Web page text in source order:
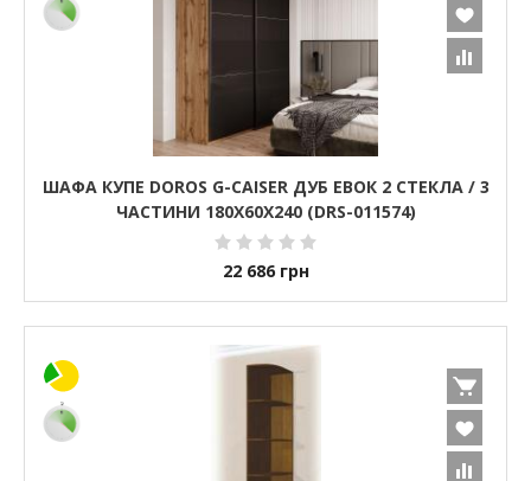
ШАФА КУПЕ DOROS G-CAISER ДУБ ЕВОК 2 СТЕКЛА / 3
ЧАСТИНИ 180Х60Х240 (DRS-011574)
22 686 грн